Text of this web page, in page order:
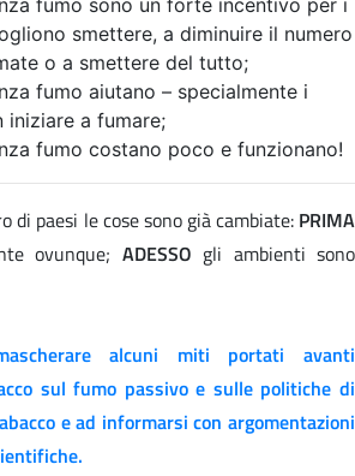
smettere, a diminuire il numero
o a smettere del tutto;
fumo aiutano – specialmente i
iniziare a fumare;
fumo costano poco e funzionano!
di paesi le cose sono già cambiate: PRIMA
ovunque; ADESSO gli ambienti sono
alcuni miti portati avanti
sul fumo passivo e sulle politiche di
e ad informarsi con argomentazioni